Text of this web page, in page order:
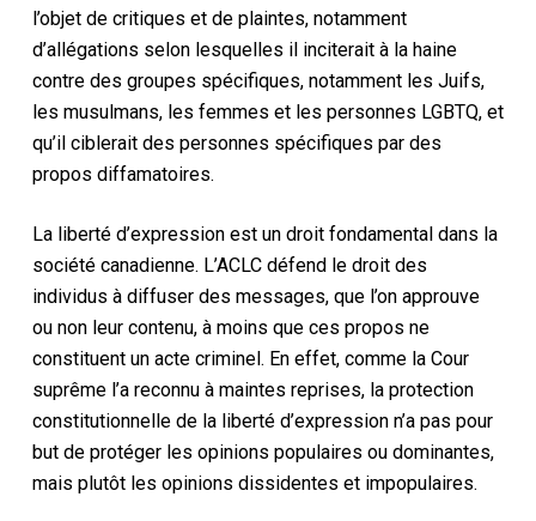
l’objet de critiques et de plaintes, notamment
d’allégations selon lesquelles il inciterait à la haine
contre des groupes spécifiques, notamment les Juifs,
les musulmans, les femmes et les personnes LGBTQ, et
qu’il ciblerait des personnes spécifiques par des
propos diffamatoires.
La liberté d’expression est un droit fondamental dans la
société canadienne. L’ACLC défend le droit des
individus à diffuser des messages, que l’on approuve
ou non leur contenu, à moins que ces propos ne
constituent un acte criminel. En effet, comme la Cour
suprême l’a reconnu à maintes reprises, la protection
constitutionnelle de la liberté d’expression n’a pas pour
but de protéger les opinions populaires ou dominantes,
mais plutôt les opinions dissidentes et impopulaires.